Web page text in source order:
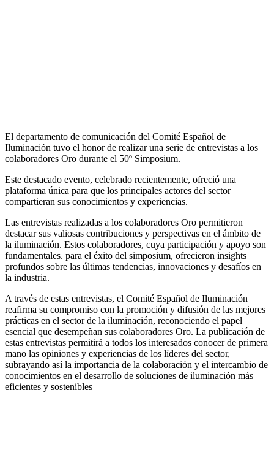
El departamento de comunicación del Comité Español de
Iluminación tuvo el honor de realizar una serie de entrevistas a los
colaboradores Oro durante el 50º Simposium.
Este destacado evento, celebrado recientemente, ofreció una
plataforma única para que los principales actores del sector
compartieran sus conocimientos y experiencias.
Las entrevistas realizadas a los colaboradores Oro permitieron
destacar sus valiosas contribuciones y perspectivas en el ámbito de
la iluminación. Estos colaboradores, cuya participación y apoyo son
fundamentales. para el éxito del simposium, ofrecieron insights
profundos sobre las últimas tendencias, innovaciones y desafíos en
la industria.
A través de estas entrevistas, el Comité Español de Iluminación
reafirma su compromiso con la promoción y difusión de las mejores
prácticas en el sector de la iluminación, reconociendo el papel
esencial que desempeñan sus colaboradores Oro. La publicación de
estas entrevistas permitirá a todos los interesados conocer de primera
mano las opiniones y experiencias de los líderes del sector,
subrayando así la importancia de la colaboración y el intercambio de
conocimientos en el desarrollo de soluciones de iluminación más
eficientes y sostenibles